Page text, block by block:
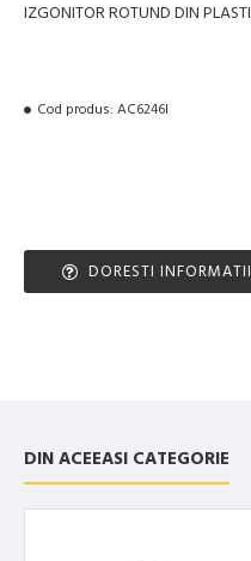
IZGONITOR ROTUND DIN
Cod produs: AC6246I
DORESTI
DIN ACEEASI CATEGORIE